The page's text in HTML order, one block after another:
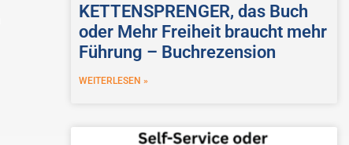
KETTENSPRENGER, das Buch
oder Mehr Freiheit braucht mehr
Führung – Buchrezension
WEITERLESEN »